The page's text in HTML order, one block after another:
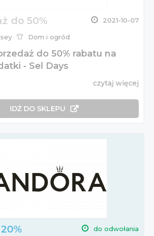
do 50% 2021-10-07
Dom i ogród
do 50% rabatu na
- Sel Days
czytaj więcej
IDŹ DO SKLEPU
do odwołania